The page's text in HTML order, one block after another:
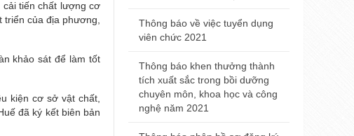
tiến chất lượng cơ
của địa phương,
khảo sát để làm tốt
kiện cơ sở vật chất,
đã ký kết biên bản
Thông báo về việc tuyển dụng
viên chức 2021
Thông báo khen thưởng thành
tích xuất sắc trong bồi dưỡng
chuyên môn, khoa học và công
nghệ năm 2021